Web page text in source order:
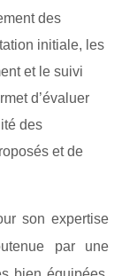
des
initiale, les
et le suivi
d’évaluer
des
et de
son expertise
par une